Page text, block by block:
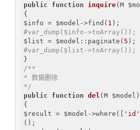
public
function inquire(M
{
$info = $model->find( 1
#var_dump($info->toArray());
$list = $model::paginate( 5
#var_dump($list->toArray());
/**
* 数据删除
*/
public
function del (M $model)
{
$result = $model->where([
'id'
();